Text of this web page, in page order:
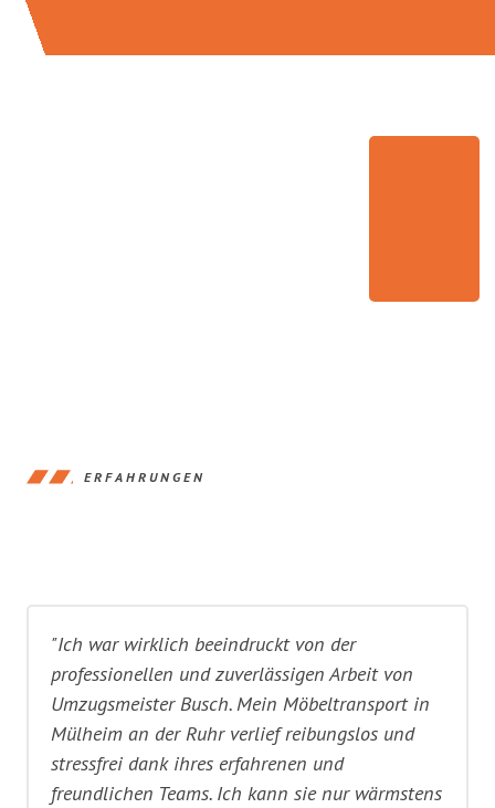
ERFAHRUNGEN
"Ich war wirklich beeindruckt von der
professionellen und zuverlässigen Arbeit von
Umzugsmeister Busch. Mein Möbeltransport in
Mülheim an der Ruhr verlief reibungslos und
stressfrei dank ihres erfahrenen und
freundlichen Teams. Ich kann sie nur wärmstens